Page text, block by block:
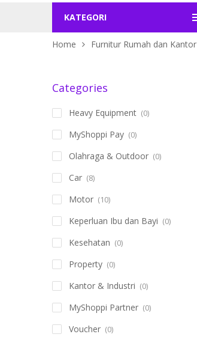
KATEGORI
Home Furnitur Rumah dan Kantor
Categories
Heavy Equipment (0)
MyShoppi Pay (0)
Olahraga & Outdoor (0)
Car (8)
Motor (10)
Keperluan Ibu dan Bayi (0)
Kesehatan (0)
Property (0)
Kantor & Industri (0)
MyShoppi Partner (0)
Voucher (0)